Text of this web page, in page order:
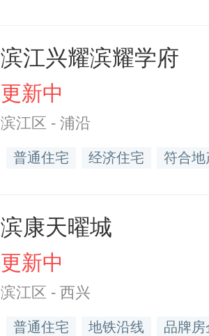
滨江兴耀滨耀学府
更新中
滨江区 - 浦沿
普通住宅 经济住宅 符合地
滨康天曜城
更新中
滨江区 - 西兴
普通住宅 地铁沿线 品牌房